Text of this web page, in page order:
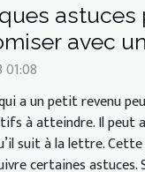
astuces
avec
revenu
01:08
a un petit revenu
à atteindre. Il peut
suit à la lettre.
certaines astuces.